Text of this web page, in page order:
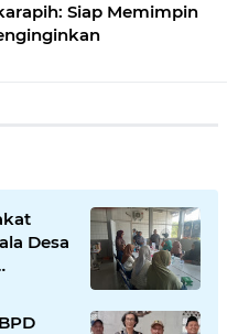
Siap Memimpin
Desa